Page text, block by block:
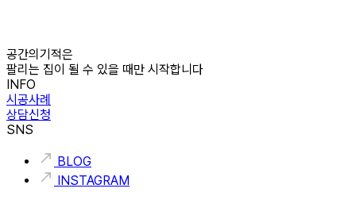
공간의기적은
팔리는 집이 될 수 있을 때만 시작합니다
INFO
시공사례
상담신청
SNS
BLOG
INSTAGRAM